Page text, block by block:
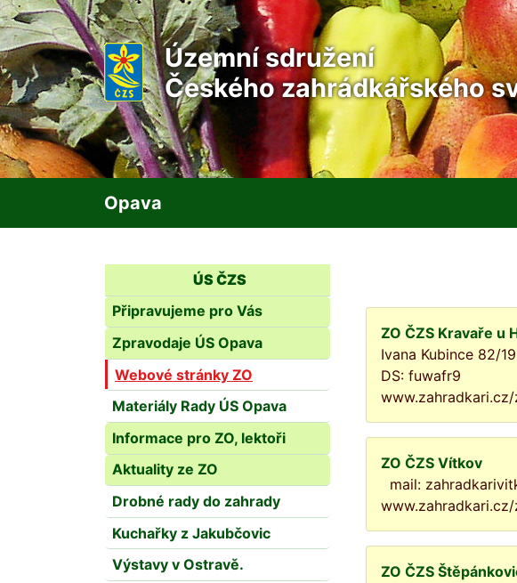
Územní sdružení
Českého zahrádkářského
Opava
ÚS ČZS
Připravujeme pro Vás
Zpravodaje ÚS Opava
Webové stránky ZO
Materiály Rady ÚS Opava
Informace pro ZO, lektoři
Aktuality ze ZO
Drobné rady do zahrady
Kuchařky z Jakubčovic
Výstavy v Ostravě.
ZO ČZS Kravaře u
Ivana Kubince 82/
DS: fuwafr9
ZO ČZS Vítkov
mail:
ZO ČZS